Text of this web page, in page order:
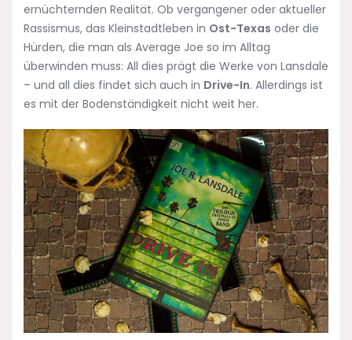
ernüchternden Realität. Ob vergangener oder aktueller
Rassismus, das Kleinstadtleben in Ost-Texas oder die
Hürden, die man als Average Joe so im Alltag
überwinden muss: All dies prägt die Werke von Lansdale
– und all dies findet sich auch in Drive-In. Allerdings ist
es mit der Bodenständigkeit nicht weit her.